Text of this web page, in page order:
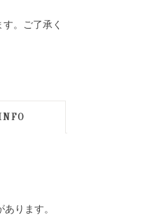
。ご了承く
ります。